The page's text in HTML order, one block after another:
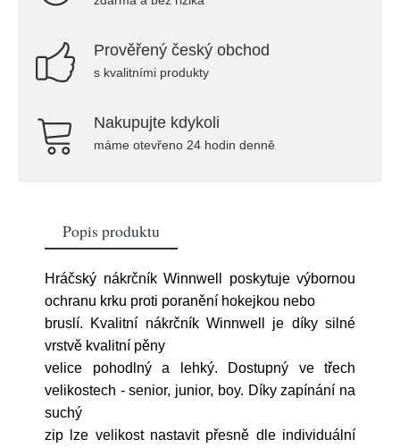
Prověřený český obchod
s kvalitními produkty
Nakupujte kdykoli
máme otevřeno 24 hodin denně
Popis produktu
Hráčský nákrčník Winnwell poskytuje výbornou
ochranu krku proti poranění hokejkou nebo
bruslí. Kvalitní nákrčník Winnwell je díky silné
vrstvě kvalitní pěny
velice pohodlný a lehký. Dostupný ve třech
velikostech - senior, junior, boy. Díky zapínání na
suchý
zip lze velikost nastavit přesně dle individuální